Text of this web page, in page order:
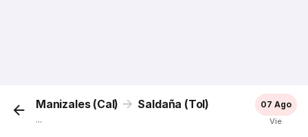
Manizales (Cal) Saldaña (Tol)
...
07 Ago
Vie